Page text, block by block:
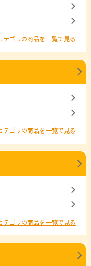
テゴリの商品を一覧で見る
テゴリの商品を一覧で見る
テゴリの商品を一覧で見る